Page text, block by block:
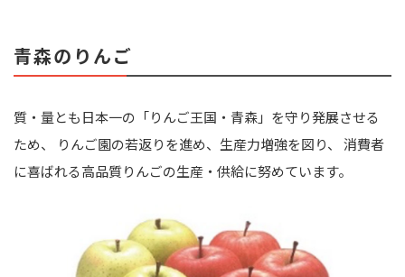
青森のりんご
質・量とも日本一の「りんご王国・青森」を守り発展させる
ため、 りんご園の若返りを進め、生産力増強を図り、 消費者
に喜ばれる高品質りんごの生産・供給に努めています。